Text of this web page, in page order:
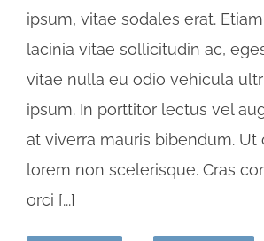
ipsum, vitae sodales erat.
lacinia vitae sollicitudin ac,
vitae nulla eu odio vehicula
ipsum. In porttitor lectus vel
at viverra mauris bibendum. Ut
lorem non scelerisque. Cras
orci [...]